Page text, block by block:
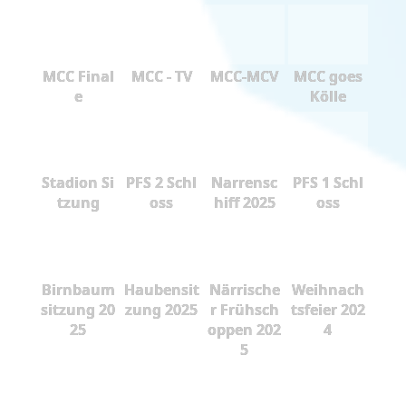
MCC Final
e
MCC - TV MCC-MCV
MCC goes
Kölle
Stadion Si
tzung
PFS 2 Schl
oss
Narrensc
hiff 2025
PFS 1 Schl
oss
Birnbaum
sitzung 20
25
Haubensit
zung 2025
Närrische
r Frühsch
oppen 202
5
Weihnach
tsfeier 202
4